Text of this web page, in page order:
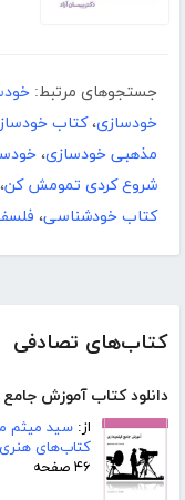
کتاب‌های تصادفی
دانلود کتاب آموزش جامع
از: سید میثم
کتاب‌های هنری
۴۶ صفحه
جستجوهای مرتبط:
خودسازی،کتاب
مذهبی خودسازی،
شروع کردی تمومش کن،
کتاب خودشناسی،